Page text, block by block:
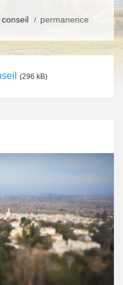
permanence
(296 kB)